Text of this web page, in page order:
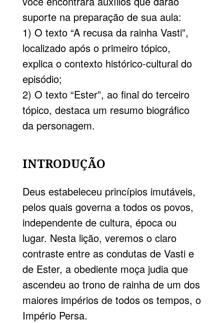
suporte na preparação de sua aula:
1) O texto “A recusa da rainha Vasti”,
localizado após o primeiro tópico,
explica o contexto histórico-cultural do
episódio;
2) O texto “Ester”, ao final do terceiro
tópico, destaca um resumo biográfico
da personagem.
INTRODUÇÃO
Deus estabeleceu princípios imutáveis,
pelos quais governa a todos os povos,
independente de cultura, época ou
lugar. Nesta lição, veremos o claro
contraste entre as condutas de Vasti e
de Ester, a obediente moça judia que
ascendeu ao trono de rainha de um dos
maiores impérios de todos os tempos, o
Império Persa.